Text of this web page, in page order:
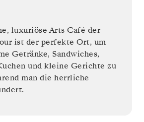
luxuriöse Arts Café der
ist der perfekte Ort, um
Getränke, Sandwiches,
und kleine Gerichte zu
man die herrliche